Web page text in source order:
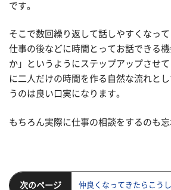
です。
そこで数回繰り返して話しやすくなっ
仕事の後などに時間とってお話できる
か」というようにステップアップさせ
に二人だけの時間を作る自然な流れと
うのは良い口実になります。
もちろん実際に仕事の相談をするのも忘
次のページ 仲良くなってきたらこうし